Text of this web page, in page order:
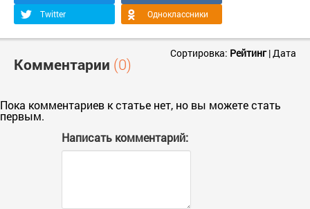
Twitter Одноклассники
Комментарии (0)
Сортировка: Рейтинг|Дата
Пока комментариев к статье нет, но вы можете стать
первым.
Написать комментарий: